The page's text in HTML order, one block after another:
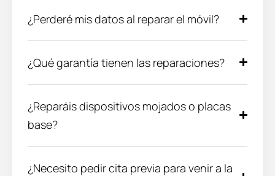
¿Perderé mis datos al reparar el móvil?
¿Qué garantía tienen las reparaciones?
¿Reparáis dispositivos mojados o placas
base?
¿Necesito pedir cita previa para venir a la